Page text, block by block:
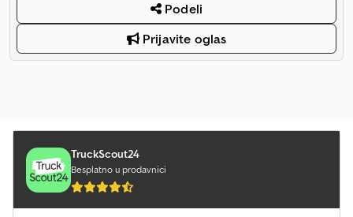
Podeli
Prijavite oglas
TruckScout24
Besplatno u prodavnici